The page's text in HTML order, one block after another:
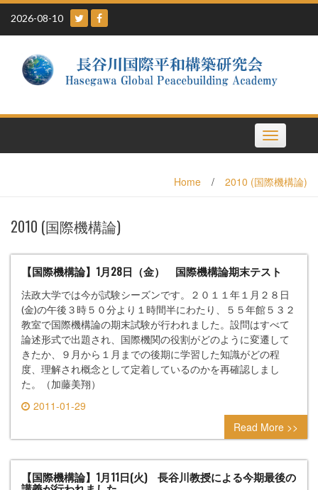
Skip
content
2026-08-10
Toggle
navigation
Home / 2010 (国際機構論)
2010 (国際機構論)
【国際機構論】1月28日（金） 国際機構論期末テスト
法政大学では今が試験シーズンです。２０１１年１月２８日
(金)の午後３時５０分より１時間半にわたり、５５年館５３２
教室で国際機構論の期末試験が行われました。設問はすべて
論述形式で出題され、国際機関の役割がどのように変遷して
きたか、９月から１月までの後期に学習した知識がどの程
度、理解され概念として定着しているのかを再確認しまし
た。（加藤美翔）
2011-01-29
0 comment
Read More >>
【国際機構論】1月11日(火) 長谷川教授による今期最後の